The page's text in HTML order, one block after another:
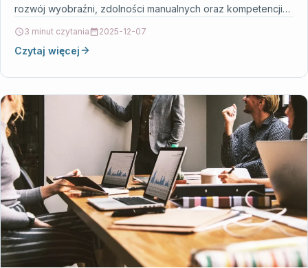
rozwój wyobraźni, zdolności manualnych oraz kompetencji
3 minut czytania 2025-12-07
Czytaj więcej